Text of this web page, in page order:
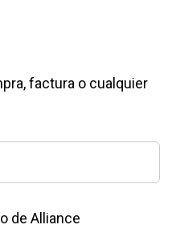
factura o cualquier
de Alliance